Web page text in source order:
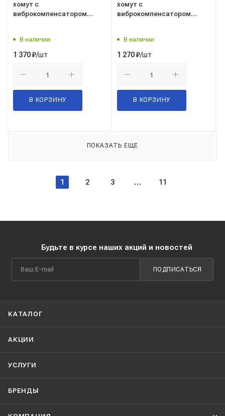
хомут с
виброкомпенсатором
(EPC5055-50250)
В наличии
1 370₽/шт
В КОРЗИНУ
хомут с
виброкомпенсатором
(EPC4550-45150)
В наличии
1 270₽/шт
В КОРЗИНУ
ПОКАЗАТЬ ЕЩЕ
1 2 3 11
Будьте в курсе наших акций и новостей
ПОДПИСАТЬСЯ
КАТАЛОГ
АКЦИИ
УСЛУГИ
БРЕНДЫ